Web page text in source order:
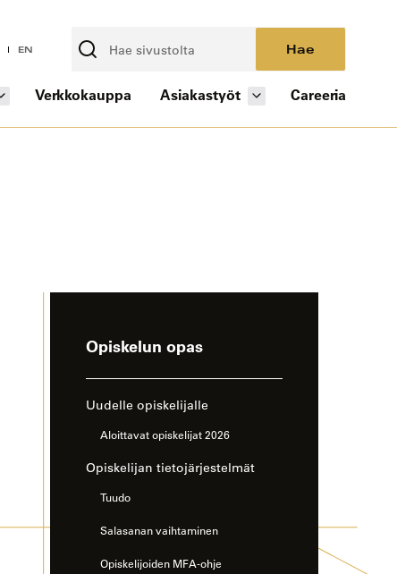
EN Hae
Verkkokauppa Asiakastyöt Careeria
Opiskelun opas-
Uudelle opiskelijalle
Aloittavat opiskelijat 2026
Opiskelijan tietojärjestelmät
Tuudo
Salasanan vaihtaminen
Opiskelijoiden MFA-ohje